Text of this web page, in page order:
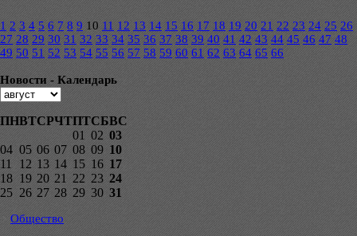
1 2 3 4 5 6 7 8 9 10 11 12 13 14 15 16 17 18 19 20 21 22 23 24 25 26
27 28 29 30 31 32 33 34 35 36 37 38 39 40 41 42 43 44 45 46 47 48
49 50 51 52 53 54 55 56 57 58 59 60 61 62 63 64 65 66
Новости - Календарь
ПНВТСРЧТПТСБВС
01 02 03
04 05 06 07 08 09 10
11
12 13 14 15 16 17
18 19 20 21 22 23 24
25 26 27 28 29 30 31
Общество